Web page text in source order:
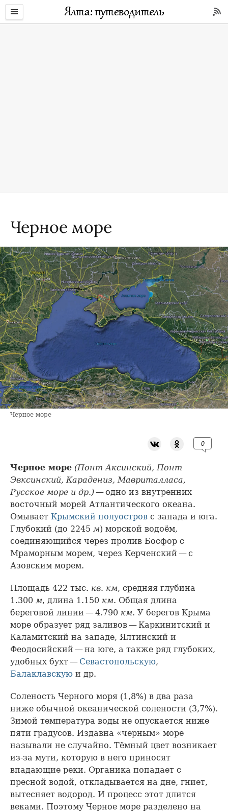
Черное море
Черное море
0
Черное море (Понт Аксинский, Понт
Эвксинский, Карадениз, Мавриталласа,
Русское море и др.)— одно из внутренних
восточный морей Атлантического океана.
Омывает Крымский полуостров с запада и юга.
Глубокий (до 2245 м) морской водоём,
соединяющийся через пролив Босфор с
Мраморным морем, через Керченский — с
Азовским морем.
Площадь 422 тыс. кв. км, средняя глубина
1.300 м, длина 1.150 км. Общая длина
береговой линии — 4.790 км. У берегов Крыма
море образует ряд заливов — Каркинитский и
Каламитский на западе, Ялтинский и
Феодосийский — на юге, а также ряд глубоких,
удобных бухт — Севастопольскую,
Балаклавскую и др.
Соленость Черного моря (1,8%) в два раза
ниже обычной океанической солености (3,7%).
Зимой температура воды не опускается ниже
пяти градусов. Издавна «черным» море
называли не случайно. Тёмный цвет возникает
из-за мути, которую в него приносят
впадающие реки. Органика попадает с
пресной водой, откладывается на дне, гниет,
вытесняет водород. И процесс этот длится
веками. Поэтому Черное море разделено на